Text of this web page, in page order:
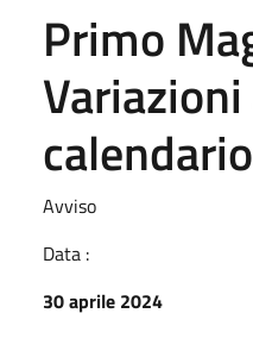
Primo
Avviso
Data :
30 aprile 2024